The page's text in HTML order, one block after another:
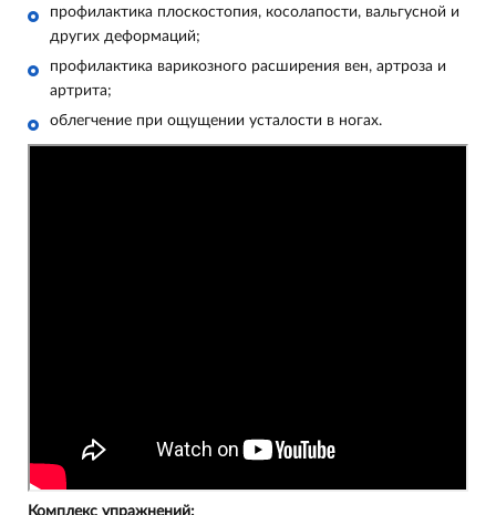
профилактика плоскостопия, косолапости, вальгусной и
других деформаций;
профилактика варикозного расширения вен, артроза и
артрита;
облегчение при ощущении усталости в ногах.
Комплекс упражнений: